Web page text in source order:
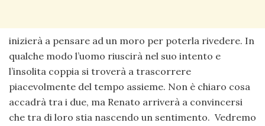
inizierà a pensare ad un moro per poterla rivedere. In
qualche modo l’uomo riuscirà nel suo intento e
l’insolita coppia si troverà a trascorrere
piacevolmente del tempo assieme. Non è chiaro cosa
accadrà tra i due, ma Renato arriverà a convincersi
che tra di loro stia nascendo un sentimento. Vedremo